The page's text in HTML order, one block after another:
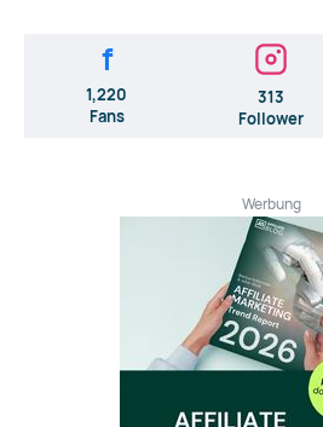
f
1,220
Fans
313
Follower
Werbung